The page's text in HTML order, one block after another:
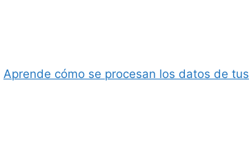
Aprende cómo se procesan los datos de tus